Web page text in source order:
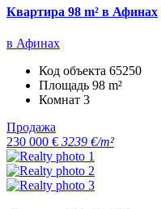
Квартира 98 m² в Афинах
в Афинах
Код объекта 65250
Площадь 98 m²
Комнат 3
Продажа
230 000 € 3239 €/m²